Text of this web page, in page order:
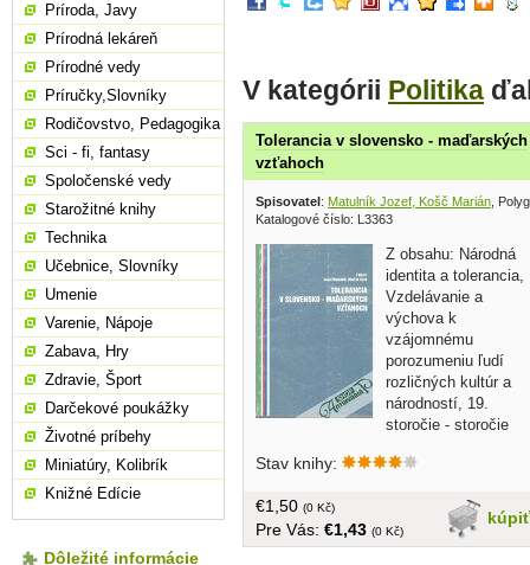
V kategórii Politika
Tolerancia v slovensko - maďarských
vzťahoch
Spisovatel: Matulník Jozef, Košč Marián ,
Katalogové číslo: L3363
Z obsahu: Národná
identita a tolerancia,
Vzdelávanie a
výchova k
vzájomnému
porozumeniu ľudí
rozličných kultúr a
národností, 19.
storočie - storočie
národmi Uhorska, Súčasná maďarská
Slovensku... brožovaná, väčší formát,
84 strán
Stav knihy:
kúpiť
€1,50 (0 Kč)
Pre Vás: €1,43 (0 Kč)
Príroda, Javy
Prírodná lekáreň
Prírodné vedy
Príručky,Slovníky
Rodičovstvo, Pedagogika
Sci - fi, fantasy
Spoločenské vedy
Starožitné knihy
Technika
Učebnice, Slovníky
Umenie
Varenie, Nápoje
Zabava, Hry
Zdravie, Šport
Darčekové poukážky
Životné príbehy
Miniatúry, Kolibrík
Knižné Edície
Dôležité informácie